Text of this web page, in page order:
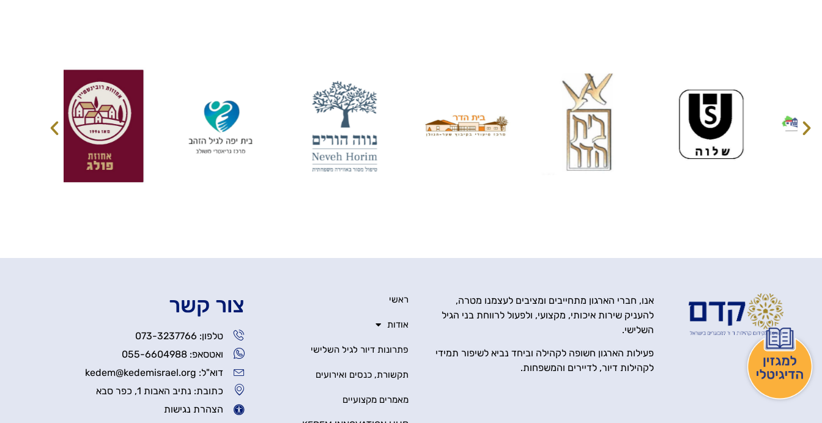
אנו, חברי הארגון מתחייבים ומציבים לעצמנו מטרה,
להעניק שירות איכותי, מקצועי, ולפעול לרווחת בני הגיל
השלישי.
פעילות הארגון חשופה לקהילה וביחד נביא לשיפור תמידי
לקהילות דיור, לדיירים והמשפחות.
ראשי
אודות
פתרונות דיור לגיל השלישי
תקשורת, כנסים ואירועים
מאמרים מקצועיים
צור קשר
טלפון: 073-3237766
ואטסאפ: 055-6604988
דוא"ל: kedem@kedemisrael.org
כתובת: נתיב האבות 1, כפר סבא
הצהרת נגישות